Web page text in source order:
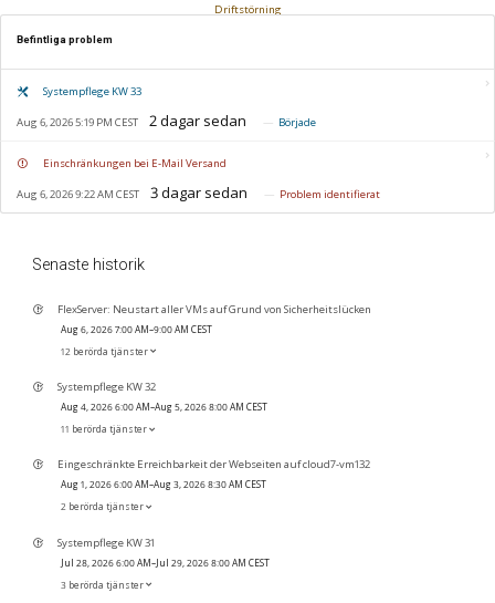
Driftstörning
Befintliga problem
Systempflege KW 33
Aug 6, 2026 5:19 PM CEST Började
Einschränkungen bei E-Mail Versand
Aug 6, 2026 9:22 AM CEST Problem identifierat
Senaste historik
FlexServer: Neustart aller VMs auf Grund von Sicherheitslücken
Aug 6, 2026 7:00 AM–9:00 AM CEST
12 berörda tjänster
Systempflege KW 32
Aug 4, 2026 6:00 AM–Aug 5, 2026 8:00 AM CEST
11 berörda tjänster
Eingeschränkte Erreichbarkeit der Webseiten auf cloud7-vm132
Aug 1, 2026 6:00 AM–Aug 3, 2026 8:30 AM CEST
2 berörda tjänster
Systempflege KW 31
Jul 28, 2026 6:00 AM–Jul 29, 2026 8:00 AM CEST
3 berörda tjänster